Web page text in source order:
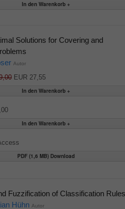
Solutions for Covering and
Autor
EUR 27,55
PDF (1,6 MB) Download
Fuzzification of Classification Rules
Hühn Autor